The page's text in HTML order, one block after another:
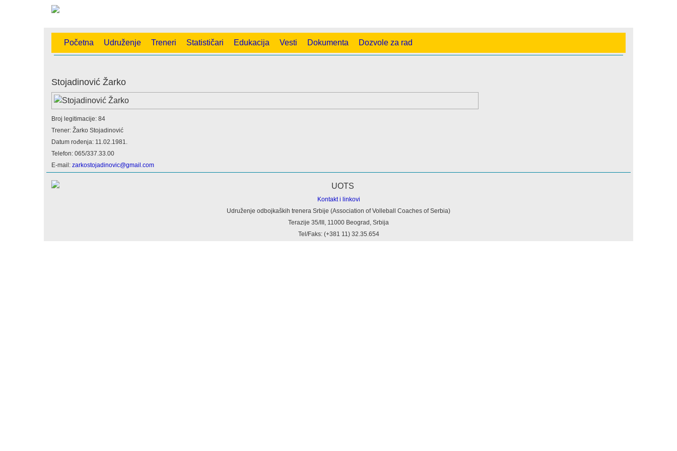
Početna Udruženje Treneri Statističari Edukacija Vesti Dokumenta Dozvole za rad
Stojadinović Žarko
Broj legitimacije: 84
Trener: Žarko Stojadinović
Datum rođenja: 11.02.1981.
Telefon: 065/337.33.00
E-mail: zarkostojadinovic@gmail.com
Kontakt i linkovi
Udruženje odbojkaških trenera Srbije (Association of Volleball Coaches of Serbia)
Terazije 35/III, 11000 Beograd, Srbija
Tel/Faks: (+381 11) 32.35.654